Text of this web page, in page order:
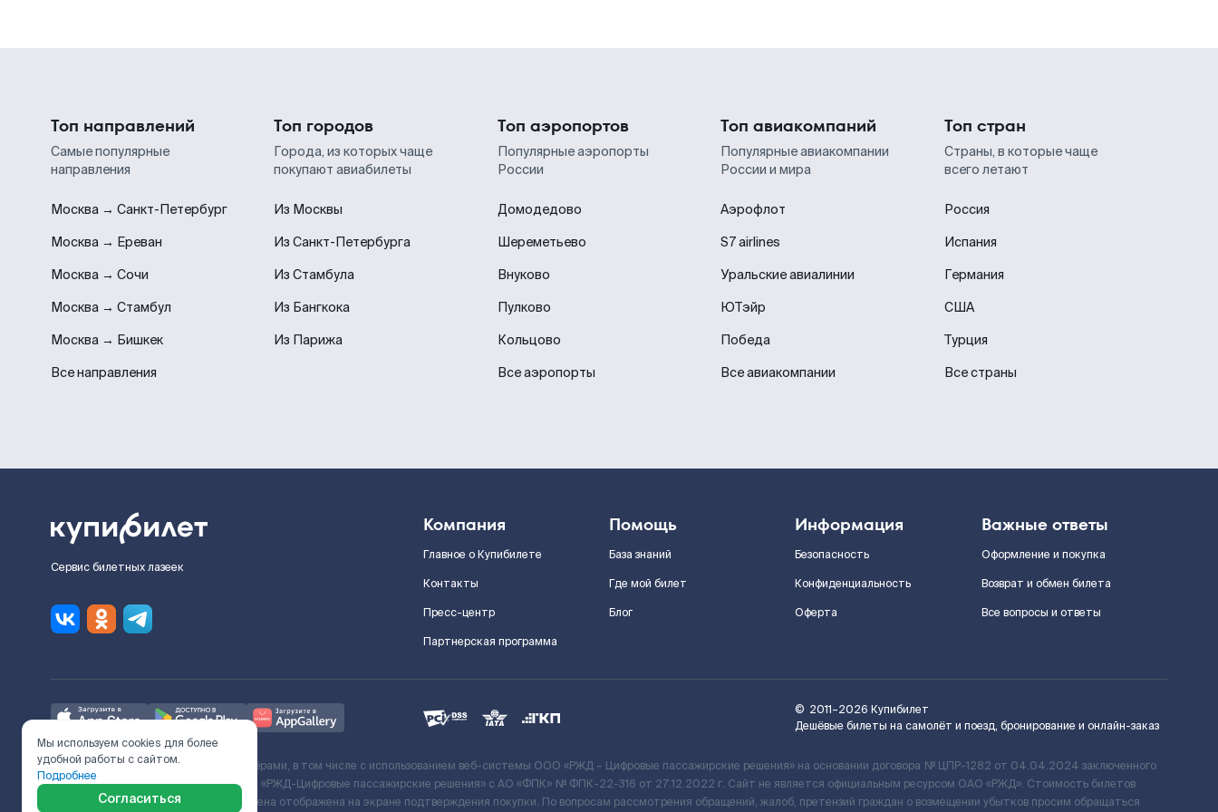
Топ направлений
Самые популярные
направления
Москва → Санкт-Петербург
Москва → Ереван
Москва → Сочи
Москва → Стамбул
Москва → Бишкек
Все направления
Топ городов
Города, из которых чаще
покупают авиабилеты
Из Москвы
Из Санкт-Петербурга
Из Стамбула
Из Бангкока
Из Парижа
Топ аэропортов
Популярные аэропорты
России
Домодедово
Шереметьево
Внуково
Пулково
Кольцово
Все аэропорты
Топ авиакомпаний
Популярные авиакомпании
России и мира
Аэрофлот
S7 airlines
Уральские авиалинии
ЮТэйр
Победа
Все авиакомпании
Топ стран
Страны, в которые чаще
всего летают
Россия
Испания
Германия
США
Турция
Все страны
Сервис билетных лазеек
Компания
Главное о Купибилете
Контакты
Пресс-центр
Партнерская программа
Помощь
База знаний
Где мой билет
Блог
Информация
Безопасность
Конфиденциальность
Оферта
Важные ответы
Оформление и покупка
Возврат и обмен билета
Все вопросы и ответы
© 2011–2026 Купибилет
Дешёвые билеты на самолёт и поезд, бронирование и онлайн-заказ
Ж/Д билеты предоставляются партнёрами, в том числе с использованием веб-системы ООО «РЖД – Цифровые пассажирские решения» на основании договора № ЦПР-1282 от 04.04.2024 заключенного
с Поставщиком услуг и Договора ООО «РЖД-Цифровые пассажирские решения» c АО «ФПК» № ФПК-22-316 от 27.12.2022 г. Сайт не является официальным ресурсом ОАО «РЖД». Стоимость билетов
включает сервисный сбор. Итоговая цена отображена на экране подтверждения покупки. По вопросам рассмотрения обращений, жалоб, претензий граждан о возмещении убытков просим обращаться
Мы используем cookies для более
удобной работы с сайтом.
Подробнее
Согласиться